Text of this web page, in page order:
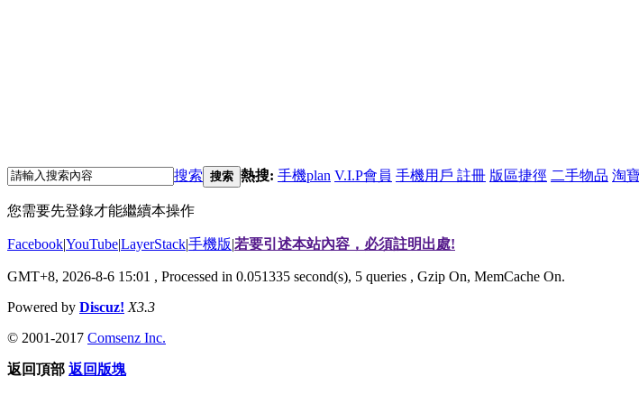
搜索 搜索 熱搜: 手機plan V.I.P會員 手機用戶 註冊 版區捷徑 二手物品 淘
您需要先登錄才能繼續本操作
Facebook|YouTube|LayerStack|手機版|若要引述本站內容，必須註明出處!
GMT+8, 2026-8-6 15:01 , Processed in 0.051335 second(s), 5 queries , Gzip On, MemCache On.
Powered by Discuz! X3.3
© 2001-2017 Comsenz Inc.
返回頂部 返回版塊